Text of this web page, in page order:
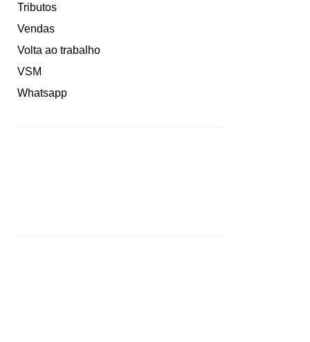
Tributos
Vendas
Volta ao trabalho
VSM
Whatsapp